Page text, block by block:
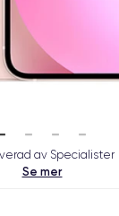
av Specialister
Se mer